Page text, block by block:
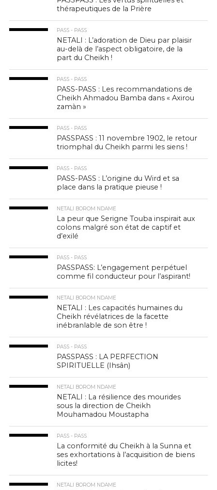
thérapeutiques de la Prière
PASS - PASS
NETALI : L’adoration de Dieu par plaisir
au-delà de l’aspect obligatoire, de la
part du Cheikh !
PASS - PASS
PASS-PASS : Les recommandations de
Cheikh Ahmadou Bamba dans « Axirou
zamàn »
PASS - PASS
PASSPASS : 11 novembre 1902, le retour
triomphal du Cheikh parmi les siens !
PASS - PASS
PASS-PASS : L’origine du Wird et sa
place dans la pratique pieuse !
NETALI BOROM NDAME
La peur que Serigne Touba inspirait aux
colons malgré son état de captif et
d’exilé
PASS - PASS
PASSPASS: L’engagement perpétuel
comme fil conducteur pour l’aspirant!
NETALI BOROM NDAME
NETALI : Les capacités humaines du
Cheikh révélatrices de la facette
inébranlable de son être !
PASS - PASS
PASSPASS : LA PERFECTION
SPIRITUELLE (Ihsân)
NETALI BOROM NDAME
NETALI : La résilience des mourides
sous la direction de Cheikh
Mouhamadou Moustapha
PASS - PASS
La conformité du Cheikh à la Sunna et
ses exhortations à l’acquisition de biens
licites!
NETALI BOROM NDAME